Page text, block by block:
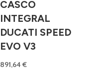
CASCO
INTEGRAL
DUCATI SPEED
EVO V3
891,64€